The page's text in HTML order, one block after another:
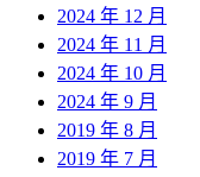
2024 年 12 月
2024 年 11 月
2024 年 10 月
2024 年 9 月
2019 年 8 月
2019 年 7 月